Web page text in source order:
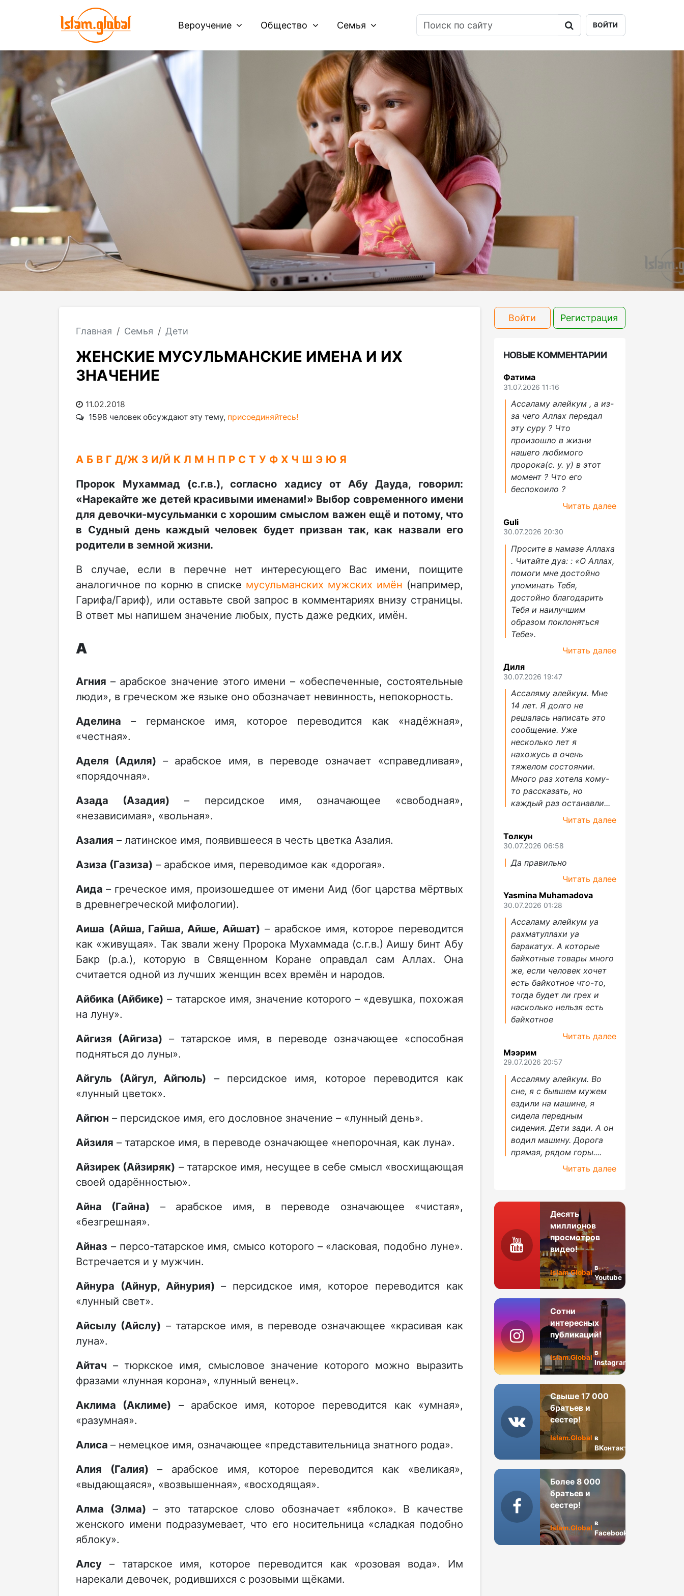
Вероучение Общество Семья ВОЙТИ
Главная Семья Дети
ЖЕНСКИЕ МУСУЛЬМАНСКИЕ ИМЕНА И ИХ
ЗНАЧЕНИЕ
11.02.2018
1598 человек обсуждают эту тему, присоединяйтесь!
А Б В Г Д/Ж З И/Й К Л М Н П Р С Т У Ф Х Ч Ш Э Ю Я
Пророк Мухаммад (с.г.в.), согласно хадису от Абу Дауда, говорил:
«Нарекайте же детей красивыми именами!» Выбор современного имени
для девочки-мусульманки с хорошим смыслом важен ещё и потому, что
в Судный день каждый человек будет призван так, как назвали его
родители в земной жизни.
В случае, если в перечне нет интересующего Вас имени, поищите
аналогичное по корню в списке мусульманских мужских имён (например,
Гарифа/Гариф), или оставьте свой запрос в комментариях внизу страницы.
В ответ мы напишем значение любых, пусть даже редких, имён.
А
Агния – арабское значение этого имени – «обеспеченные, состоятельные
люди», в греческом же языке оно обозначает невинность, непокорность.
Аделина – германское имя, которое переводится как «надёжная»,
«честная».
Аделя (Адиля) – арабское имя, в переводе означает «справедливая»,
«порядочная».
Азада (Азадия) – персидское имя, означающее «свободная»,
«независимая», «вольная».
Азалия – латинское имя, появившееся в честь цветка Азалия.
Азиза (Газиза) – арабское имя, переводимое как «дорогая».
Аида– греческое имя, произошедшее от имени Аид (бог царства мёртвых
в древнегреческой мифологии).
Аиша (Айша, Гайша, Айше, Айшат) – арабское имя, которое переводится
как «живущая». Так звали жену Пророка Мухаммада (с.г.в.) Аишу бинт Абу
Бакр (р.а.), которую в Священном Коране оправдал сам Аллах. Она
считается одной из лучших женщин всех времён и народов.
Айбика (Айбике) – татарское имя, значение которого – «девушка, похожая
на луну».
Айгизя (Айгиза) – татарское имя, в переводе означающее «способная
подняться до луны».
Айгуль (Айгул, Айгюль) – персидское имя, которое переводится как
«лунный цветок».
Айгюн – персидское имя, его дословное значение – «лунный день».
Айзиля – татарское имя, в переводе означающее «непорочная, как луна».
Айзирек (Айзиряк) – татарское имя, несущее в себе смысл «восхищающая
своей одарённостью».
Айна (Гайна) – арабское имя, в переводе означающее «чистая»,
«безгрешная».
Айназ – персо-татарское имя, смысо которого – «ласковая, подобно луне».
Встречается и у мужчин.
Айнура (Айнур, Айнурия) – персидское имя, которое переводится как
«лунный свет».
Айсылу (Айслу) – татарское имя, в переводе означающее «красивая как
луна».
Айтач – тюркское имя, смысловое значение которого можно выразить
фразами «лунная корона», «лунный венец».
Аклима (Аклиме) – арабское имя, которое переводится как «умная»,
«разумная».
Алиса– немецкое имя, означающее «представительница знатного рода».
Алия (Галия) – арабское имя, которое переводится как «великая»,
«выдающаяся», «возвышенная», «восходящая».
Алма (Элма) – это татарское слово обозначает «яблоко». В качестве
женского имени подразумевает, что его носительница «сладкая подобно
яблоку».
Алсу – татарское имя, которое переводится как «розовая вода». Им
нарекали девочек, родившихся с розовыми щёками.
Войти Регистрация
НОВЫЕ КОММЕНТАРИИ
Фатима
31.07.2026 11:16
Ассаламу алейкум , а из-
за чего Аллах передал
эту суру ? Что
произошло в жизни
нашего любимого
пророка(с. у. у) в этот
момент ? Что его
беспокоило ?
Читать далее
Guli
30.07.2026 20:30
Просите в намазе Аллаха
. Читайте дуа: : «О Аллах,
помоги мне достойно
упоминать Тебя,
достойно благодарить
Тебя и наилучшим
образом поклоняться
Тебе».
Читать далее
Диля
30.07.2026 19:47
Ассаляму алейкум. Мне
14 лет. Я долго не
решалась написать это
сообщение. Уже
несколько лет я
нахожусь в очень
тяжелом состоянии.
Много раз хотела кому-
то рассказать, но
каждый раз останавли...
Читать далее
Толкун
30.07.2026 06:58
Да правильно
Читать далее
Yasmina Muhamadova
30.07.2026 01:28
Ассаламу алейкум уа
рахматуллахи уа
баракатух. А которые
байкотные товары много
же, если человек хочет
есть байкотное что-то,
тогда будет ли грех и
насколько нельзя есть
байкотное
Читать далее
Мээрим
29.07.2026 20:57
Ассаляму алейкум. Во
сне, я с бывшем мужем
ездили на машине, я
сидела передным
сидения. Дети зади. А он
водил машину. Дорога
прямая, рядом горы....
Читать далее
Десять
миллионов
просмотров
видео!
Islam.Global
в
Youtube
Сотни
интересных
публикаций!
Islam.Global
в
Instagram
Свыше 17 000
братьев и
сестер!
Islam.Global в
ВКонтакте
Более 8 000
братьев и
сестер!
Islam.Global
в
Facebook